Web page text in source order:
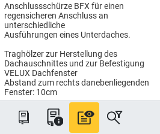
Anschlussschürze BFX für einen
regensicheren Anschluss an
unterschiedliche
Ausführungen eines Unterdaches.
Traghölzer zur Herstellung des
Dachauschnittes und zur Befestigung
VELUX Dachfenster
Abstand zum rechts danebenliegenden
Fenster: 10cm